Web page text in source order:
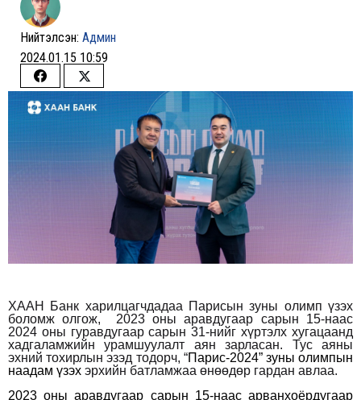
Нийтэлсэн: Админ
2024.01.15 10:59
Share
on
Share
on
Twitter
ХААН Банк харилцагчдадаа Парисын зуны олимп үзэх
боломж олгож, 2023 оны аравдугаар сарын 15-наас
2024 оны гуравдугаар сарын 31-нийг хүртэлх хугацаанд
хадгаламжийн урамшуулалт аян зарласан. Тус аяны
эхний тохирлын эзэд тодорч, “Парис-2024” зуны олимпын
наадам үзэх эрхийн батламжаа өнөөдөр гардан авлаа.
2023 оны аравдугаар сарын 15-наас арванхоёрдугаар